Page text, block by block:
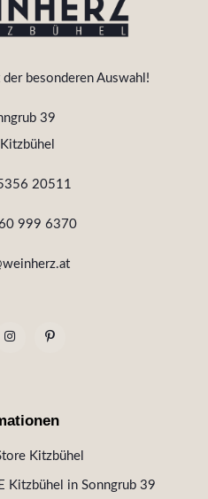
besonderen Auswahl!
39
20511
999 6370
Kitzbühel
Kitzbühel in Sonngrub 39